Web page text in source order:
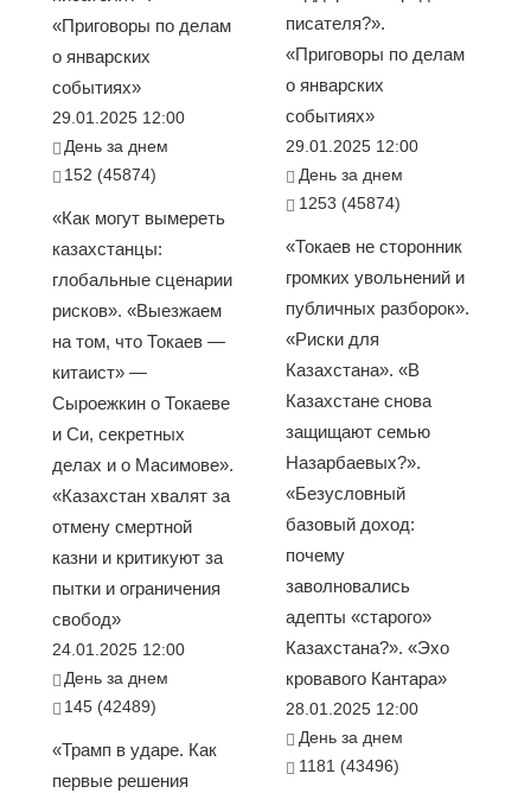
«Приговоры по делам
о январских
событиях»
29.01.2025 12:00
День за днем
152 (45874)
«Как могут вымереть
казахстанцы:
глобальные сценарии
рисков». «Выезжаем
на том, что Токаев —
китаист» —
Сыроежкин о Токаеве
и Си, секретных
делах и о Масимове».
«Казахстан хвалят за
отмену смертной
казни и критикуют за
пытки и ограничения
свобод»
24.01.2025 12:00
День за днем
145 (42489)
«Трамп в ударе. Как
первые решения
писателя?».
«Приговоры по делам
о январских
событиях»
29.01.2025 12:00
День за днем
1253 (45874)
«Токаев не сторонник
громких увольнений и
публичных разборок».
«Риски для
Казахстана». «В
Казахстане снова
защищают семью
Назарбаевых?».
«Безусловный
базовый доход:
почему
заволновались
адепты «старого»
Казахстана?». «Эхо
кровавого Кантара»
28.01.2025 12:00
День за днем
1181 (43496)